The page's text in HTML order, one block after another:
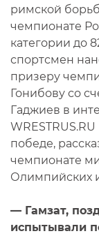
римской
чемпионате
категории до
спортсмен
призеру
Гонибову со
Гаджиев в
победе,
чемпионате
Олимпийских
— Гамзат,
испытывали